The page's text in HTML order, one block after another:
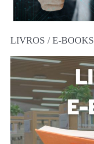
LIVROS / E-BOOKS